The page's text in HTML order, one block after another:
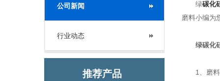
公司新闻
行业动态
推荐产品
绿碳化
磨料小编为
绿碳化硅
1、磨料行